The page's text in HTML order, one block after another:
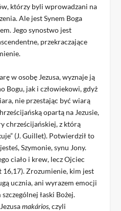
którzy byli wprowadzani na
Ale jest Synem Boga
Jego synostwo jest
przekraczające
w osobę Jezusa, wyznaje ją
Bogu, jak i człowiekowi, gdyż
nie przestając być wiarą
opartą na Jezusie,
chrześcijańskiej, z którą
(J. Guillet). Potwierdził to
Szymonie, synu Jony.
ciało i krew, lecz Ojciec
16,17). Zrozumienie, kim jest
ucznia, ani wyrazem emocji
łaski Bożej.
makários, czyli